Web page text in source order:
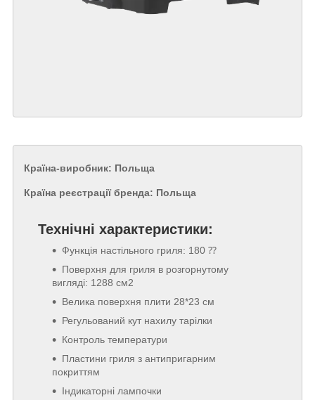
Технічні характеристики:
Функція настільного гриля: 180 ⁇
Поверхня для гриля в розгорнутому
вигляді: 1288 см2
Велика поверхня плити 28*23 см
Регульований кут нахилу тарілки
Контроль температури
Пластини гриля з антипригарним
покриттям
Індикаторні лампочки
Країна реєстрації бренда: Польща
Країна-виробник: Польща